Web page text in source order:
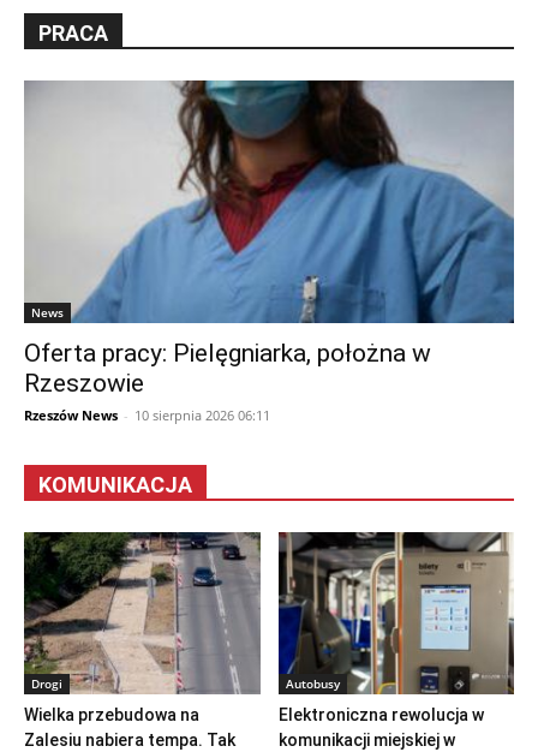
PRACA
News
Oferta pracy: Pielęgniarka, położna w
Rzeszowie
Rzeszów News - 10 sierpnia 2026 06:11
KOMUNIKACJA
Drogi
Wielka przebudowa na
Zalesiu nabiera tempa. Tak
Autobusy
Elektroniczna rewolucja w
komunikacji miejskiej w